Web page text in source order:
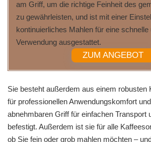
am Griff, um die richtige Feinheit des
zu gewährleisten, und ist mit einer
kontinuierliches Mahlen für eine schnelle
Verwendung ausgestattet.
ZUM ANGEBOT
Sie besteht außerdem aus einem robusten
für professionellen Anwendungskomfort
abnehmbaren Griff für einfachen Transport
befestigt. Außerdem ist sie für alle
ob Sie fein oder grob mahlen möchten –